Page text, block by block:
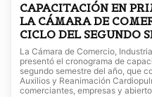
CAPACITACIÓN EN
LA CÁMARA DE
CICLO DEL SEGUNDO
La Cámara de Comercio,
presentó el cronograma de
segundo semestre del año, que
Auxilios y Reanimación
comerciantes, empresas y